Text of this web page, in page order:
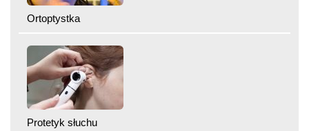
Ortoptystka
Protetyk słuchu